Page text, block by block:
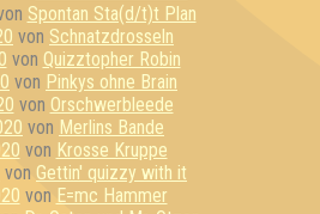
Spontan Sta(d/t)t Plan
von Schnatzdrosseln
von Quizztopher Robin
von Pinkys ohne Brain
von Orschwerbleede
von Merlins Bande
von Krosse Kruppe
von Gettin' quizzy with it
von E=mc Hammer